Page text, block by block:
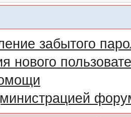
забытого
нового